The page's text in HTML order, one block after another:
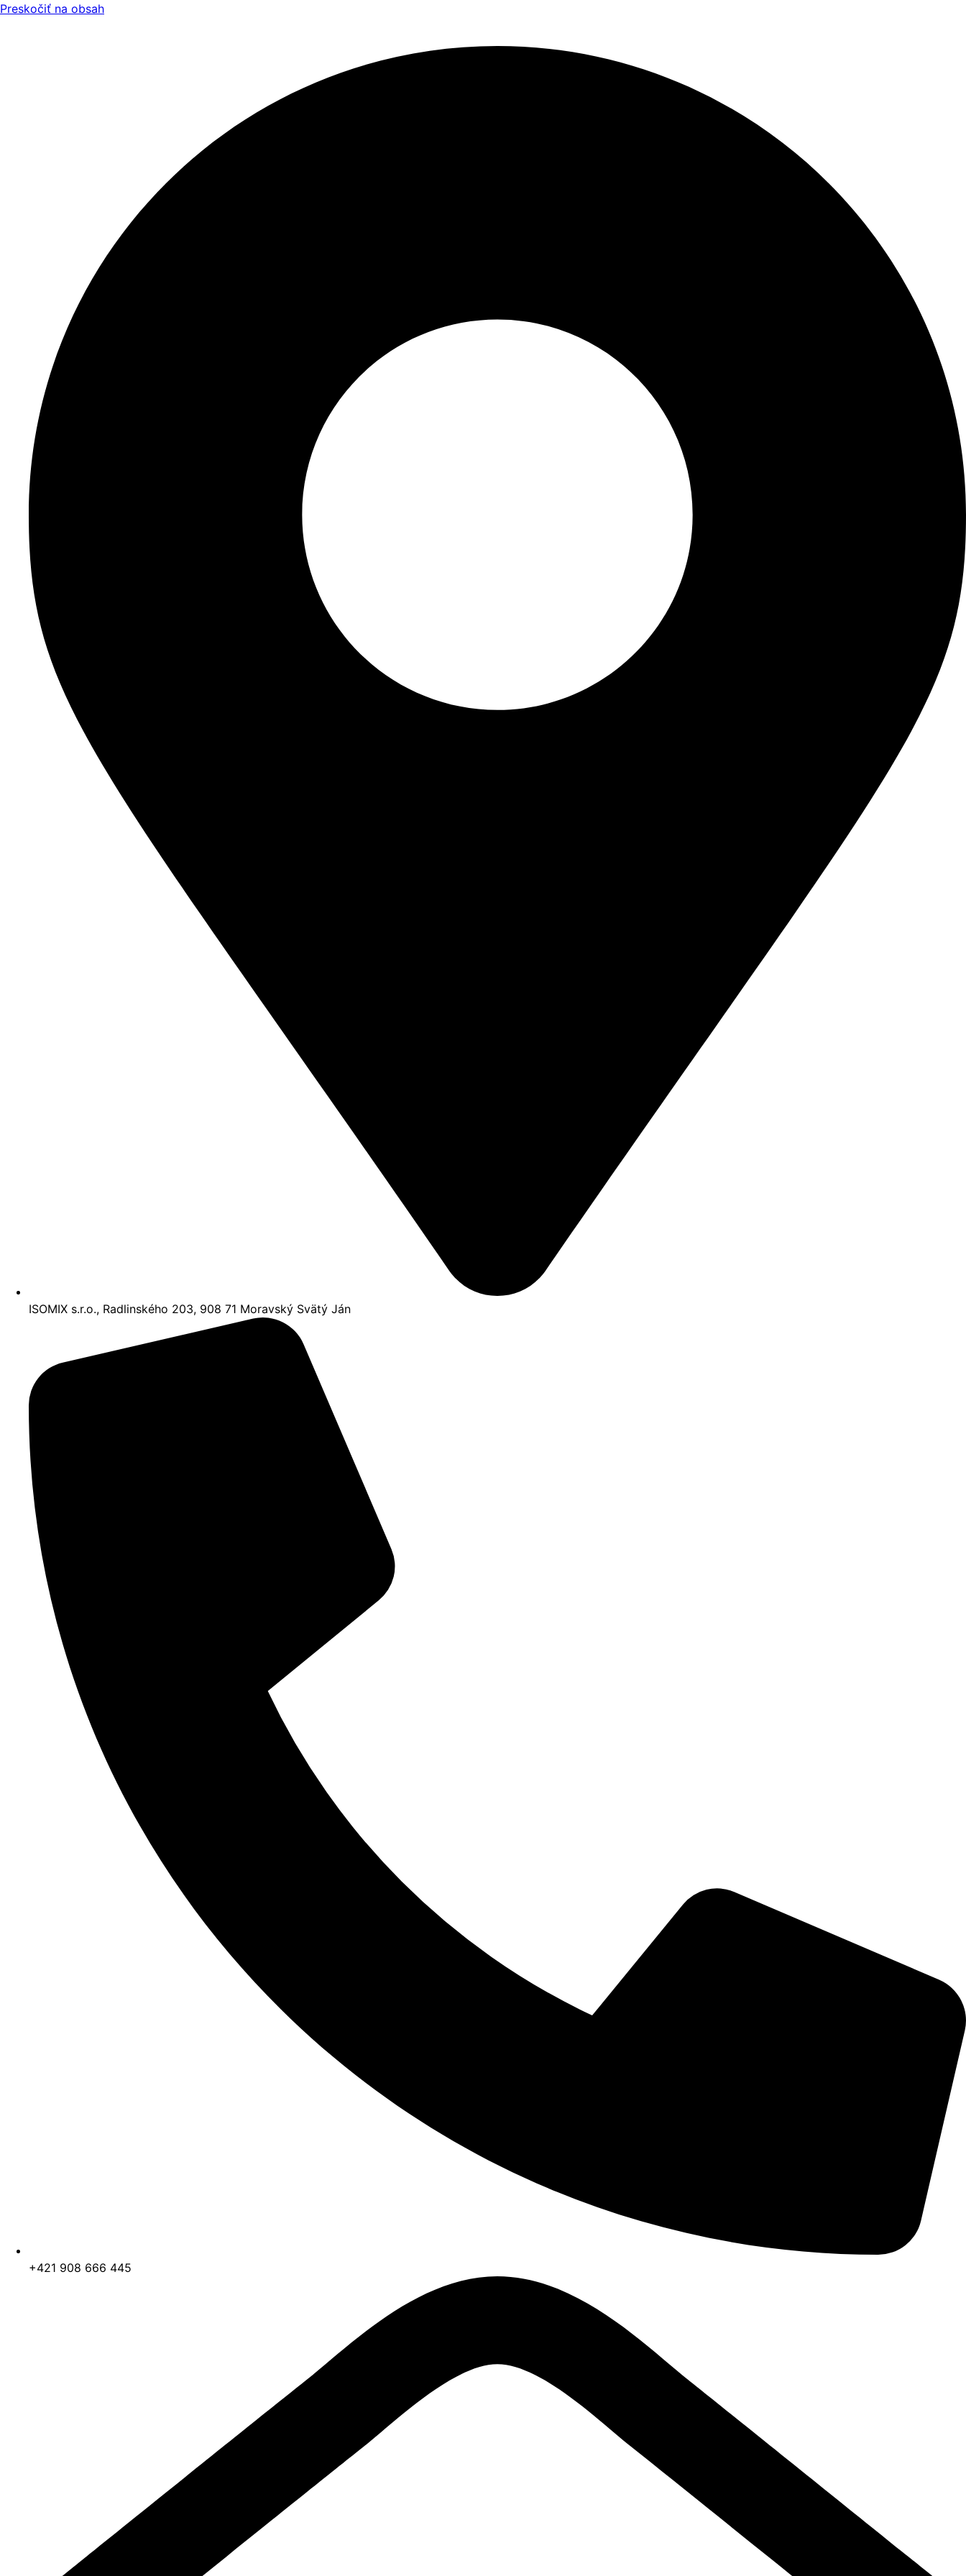
Preskočiť na obsah
ISOMIX s.r.o., Radlinského 203, 908 71 Moravský Svätý Ján
+421 908 666 445